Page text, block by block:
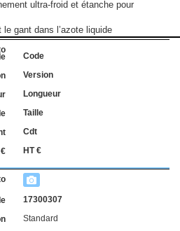
ultra-froid et étanche pour
gant dans l’azote liquide
Code
Version
Longueur
Taille
Cdt
HT €
17300307
Standard